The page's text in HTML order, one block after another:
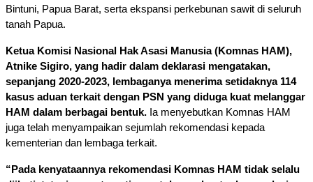
Bintuni, Papua Barat, serta ekspansi perkebunan sawit di seluruh
tanah Papua.
Ketua Komisi Nasional Hak Asasi Manusia (Komnas HAM),
Atnike Sigiro, yang hadir dalam deklarasi mengatakan,
sepanjang 2020-2023, lembaganya menerima setidaknya 114
kasus aduan terkait dengan PSN yang diduga kuat melanggar
HAM dalam berbagai bentuk. Ia menyebutkan Komnas HAM
juga telah menyampaikan sejumlah rekomendasi kepada
kementerian dan lembaga terkait.
“Pada kenyataannya rekomendasi Komnas HAM tidak selalu